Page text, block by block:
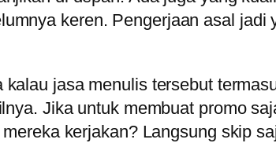
keren. Pengerjaan asal
kalau jasa menulis tersebut
Jika untuk membuat promo
kerjakan? Langsung skip